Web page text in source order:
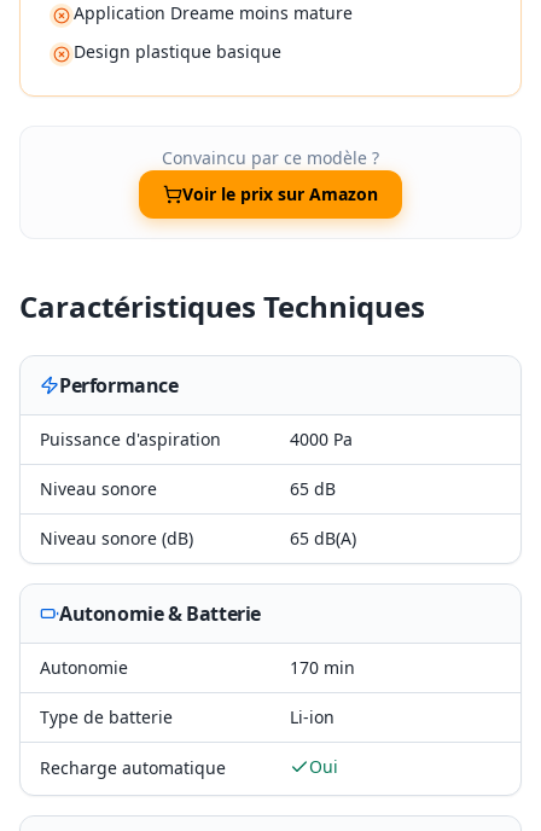
Application Dreame moins mature
Design plastique basique
Convaincu par ce modèle ?
Voir le prix sur Amazon
Caractéristiques Techniques
Performance
Puissance d'aspiration 4000 Pa
Niveau sonore 65 dB
Niveau sonore (dB) 65 dB(A)
Autonomie & Batterie
Autonomie 170 min
Type de batterie Li-ion
Recharge automatique Oui